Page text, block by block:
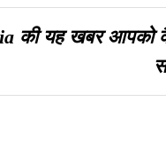
की यह खबर आपको